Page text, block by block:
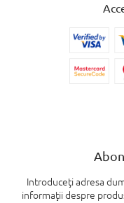
Introduceţi adresa
informaţii despre